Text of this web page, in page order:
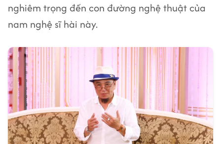
nghiêm trọng đến con đường nghệ thuật của
nam nghệ sĩ hài này.